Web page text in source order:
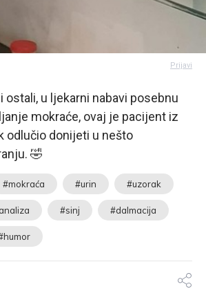
Prijavi
ostali, u ljekarni nabavi posebnu
mokraće, ovaj je pacijent iz
odlučio donijeti u nešto
🤣
#mokraća #urin #uzorak
#sinj #dalmacija